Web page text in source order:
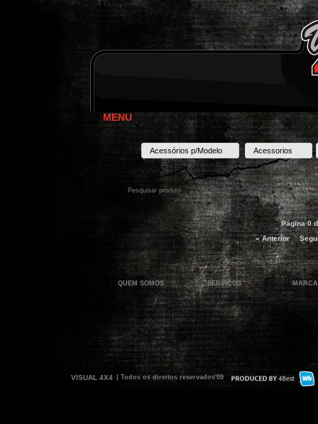
MENU
Acessórios p/Modelo Acessorios
Página 0
« Anterior
QUEM SOMOS SERVIÇOS
VISUAL 4X4 | Todos os direitos reservados'09